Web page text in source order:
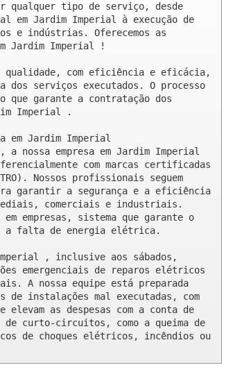
qualquer tipo de serviço, desde
em Jardim Imperial à execução de
e indústrias. Oferecemos as
Jardim Imperial !
qualidade, com eficiência e eficácia,
serviços executados. O processo
que garante a contratação dos
Imperial .
em Jardim Imperial
empresa em Jardim Imperial
com marcas certificadas
Nossos profissionais seguem
garantir a segurança e a eficiência
comerciais e industriais.
em empresas, sistema que garante o
a falta de energia elétrica.
, inclusive aos sábados,
emergenciais de reparos elétricos
A nossa equipe está preparada
instalações mal executadas, com
as despesas com a conta de
curto-circuitos, como a queima de
de choques elétricos, incêndios ou